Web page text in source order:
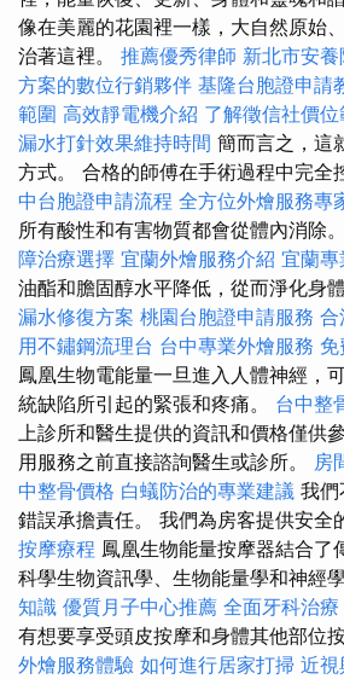
像在美麗的花園裡一樣，大自然原始
治著這裡。 推薦優秀律師 新北市安
方案的數位行銷夥伴 基隆台胞證申請
範圍 高效靜電機介紹 了解徵信社價位
漏水打針效果維持時間 簡而言之，這
方式。 合格的師傅在手術過程中完全
中台胞證申請流程 全方位外燴服務專
所有酸性和有害物質都會從體內消除。
障治療選擇 宜蘭外燴服務介紹 宜蘭專
油酯和膽固醇水平降低，從而淨化身
漏水修復方案 桃園台胞證申請服務 合
用不鏽鋼流理台 台中專業外燴服務
鳳凰生物電能量一旦進入人體神經，
統缺陷所引起的緊張和疼痛。 台中整
上診所和醫生提供的資訊和價格僅供
用服務之前直接諮詢醫生或診所。 房
中整骨價格 白蟻防治的專業建議 我們
錯誤承擔責任。 我們為房客提供安全
按摩療程 鳳凰生物能量按摩器結合了
科學生物資訊學、生物能量學和神經
知識 優質月子中心推薦 全面牙科治療
有想要享受頭皮按摩和身體其他部位
外燴服務體驗 如何進行居家打掃 近視